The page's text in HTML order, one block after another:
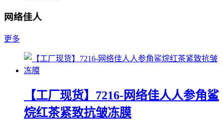
网络佳人
更多
【工厂现货】7216-网络佳人人参角鲨
烷红茶紧致抗皱冻膜